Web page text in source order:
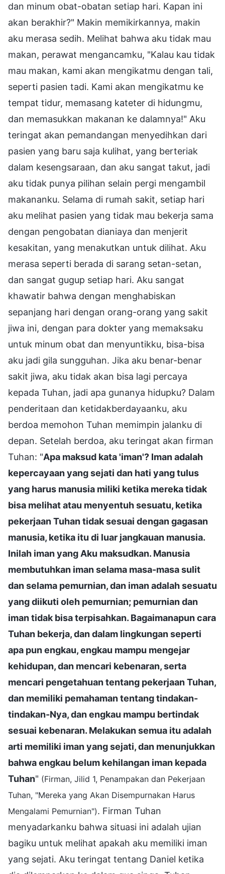
dan minum obat-obatan setiap hari. Kapan ini
akan berakhir?" Makin memikirkannya, makin
aku merasa sedih. Melihat bahwa aku tidak mau
makan, perawat mengancamku, "Kalau kau tidak
mau makan, kami akan mengikatmu dengan tali,
seperti pasien tadi. Kami akan mengikatmu ke
tempat tidur, memasang kateter di hidungmu,
dan memasukkan makanan ke dalamnya!" Aku
teringat akan pemandangan menyedihkan dari
pasien yang baru saja kulihat, yang berteriak
dalam kesengsaraan, dan aku sangat takut, jadi
aku tidak punya pilihan selain pergi mengambil
makananku. Selama di rumah sakit, setiap hari
aku melihat pasien yang tidak mau bekerja sama
dengan pengobatan dianiaya dan menjerit
kesakitan, yang menakutkan untuk dilihat. Aku
merasa seperti berada di sarang setan-setan,
dan sangat gugup setiap hari. Aku sangat
khawatir bahwa dengan menghabiskan
sepanjang hari dengan orang-orang yang sakit
jiwa ini, dengan para dokter yang memaksaku
untuk minum obat dan menyuntikku, bisa-bisa
aku jadi gila sungguhan. Jika aku benar-benar
sakit jiwa, aku tidak akan bisa lagi percaya
kepada Tuhan, jadi apa gunanya hidupku? Dalam
penderitaan dan ketidakberdayaanku, aku
berdoa memohon Tuhan memimpin jalanku di
depan. Setelah berdoa, aku teringat akan firman
Tuhan: "Apa maksud kata 'iman'? Iman adalah
kepercayaan yang sejati dan hati yang tulus
yang harus manusia miliki ketika mereka tidak
bisa melihat atau menyentuh sesuatu, ketika
pekerjaan Tuhan tidak sesuai dengan gagasan
manusia, ketika itu di luar jangkauan manusia.
Inilah iman yang Aku maksudkan. Manusia
membutuhkan iman selama masa-masa sulit
dan selama pemurnian, dan iman adalah sesuatu
yang diikuti oleh pemurnian; pemurnian dan
iman tidak bisa terpisahkan. Bagaimanapun cara
Tuhan bekerja, dan dalam lingkungan seperti
apa pun engkau, engkau mampu mengejar
kehidupan, dan mencari kebenaran, serta
mencari pengetahuan tentang pekerjaan Tuhan,
dan memiliki pemahaman tentang tindakan-
tindakan-Nya, dan engkau mampu bertindak
sesuai kebenaran. Melakukan semua itu adalah
arti memiliki iman yang sejati, dan menunjukkan
bahwa engkau belum kehilangan iman kepada
Tuhan" (Firman, Jilid 1, Penampakan dan Pekerjaan
Tuhan, "Mereka yang Akan Disempurnakan Harus
Mengalami Pemurnian"). Firman Tuhan
menyadarkanku bahwa situasi ini adalah ujian
bagiku untuk melihat apakah aku memiliki iman
yang sejati. Aku teringat tentang Daniel ketika